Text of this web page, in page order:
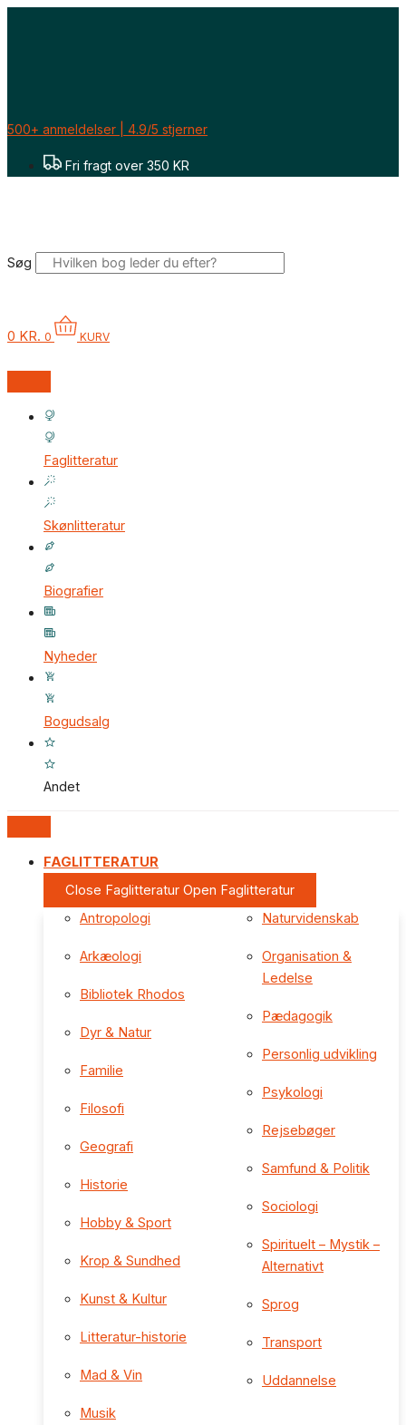
Gå
500+ anmeldelser | 4.9/5 stjerner
Fri fragt over 350 KR
Søg
0 KR. 0 KURV
Faglitteratur
Skønlitteratur
Biografier
Nyheder
Bogudsalg
Andet
FAGLITTERATUR
Close Faglitteratur Open Faglitteratur
Antropologi
Arkæologi
Bibliotek Rhodos
Dyr & Natur
Familie
Filosofi
Geografi
Historie
Hobby & Sport
Krop & Sundhed
Kunst & Kultur
Litteratur-historie
Mad & Vin
Musik
Naturvidenskab
Organisation &
Ledelse
Pædagogik
Personlig udvikling
Psykologi
Rejsebøger
Samfund & Politik
Sociologi
Spirituelt – Mystik –
Alternativt
Sprog
Transport
Uddannelse